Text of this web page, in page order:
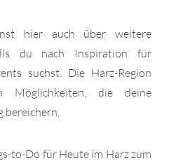
hier auch über weitere
du nach Inspiration für
suchst. Die Harz-Region
die deine
bereichern.
to-Do für Heute im Harz zum